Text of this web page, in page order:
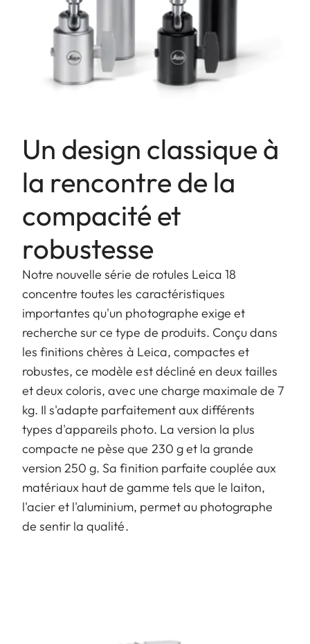
Un design classique à
la rencontre de la
compacité et
robustesse
Notre nouvelle série de rotules Leica 18
concentre toutes les caractéristiques
importantes qu'un photographe exige et
recherche sur ce type de produits. Conçu dans
les finitions chères à Leica, compactes et
robustes, ce modèle est décliné en deux tailles
et deux coloris, avec une charge maximale de 7
kg. Il s'adapte parfaitement aux différents
types d'appareils photo. La version la plus
compacte ne pèse que 230 g et la grande
version 250 g. Sa finition parfaite couplée aux
matériaux haut de gamme tels que le laiton,
l'acier et l'aluminium, permet au photographe
de sentir la qualité.